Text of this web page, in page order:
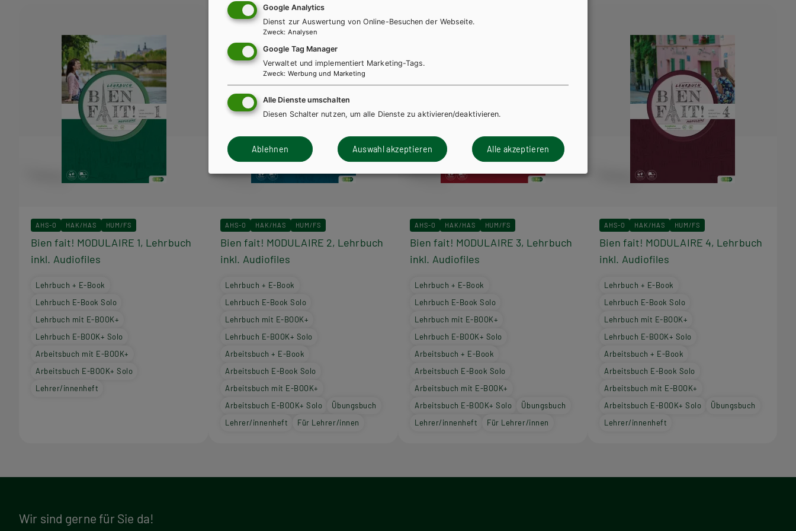
AHS-O HAK/HAS HUM/FS
Bien fait! MODULAIRE 1, Lehrbuch
inkl. Audiofiles
Lehrbuch + E-Book
Lehrbuch E-Book Solo
Lehrbuch mit E-BOOK+
Lehrbuch E-BOOK+ Solo
Arbeitsbuch mit E-BOOK+
Arbeitsbuch E-BOOK+ Solo
Lehrer/innenheft
AHS-O HAK/HAS HUM/FS
Bien fait! MODULAIRE 2, Lehrbuch
inkl. Audiofiles
Lehrbuch + E-Book
Lehrbuch E-Book Solo
Lehrbuch mit E-BOOK+
Lehrbuch E-BOOK+ Solo
Arbeitsbuch + E-Book
Arbeitsbuch E-Book Solo
Arbeitsbuch mit E-BOOK+
Arbeitsbuch E-BOOK+ Solo
Übungsbuch
Lehrer/innenheft
Für Lehrer/innen
AHS-O HAK/HAS HUM/FS
Bien fait! MODULAIRE 3, Lehrbuch
inkl. Audiofiles
Lehrbuch + E-Book
Lehrbuch E-Book Solo
Lehrbuch mit E-BOOK+
Lehrbuch E-BOOK+ Solo
Arbeitsbuch + E-Book
Arbeitsbuch E-Book Solo
Arbeitsbuch mit E-BOOK+
Arbeitsbuch E-BOOK+ Solo
Übungsbuch
Lehrer/innenheft
Für Lehrer/innen
AHS-O HAK/HAS HUM/FS
Bien fait! MODULAIRE 4, Lehrbuch
inkl. Audiofiles
Lehrbuch + E-Book
Lehrbuch E-Book Solo
Lehrbuch mit E-BOOK+
Lehrbuch E-BOOK+ Solo
Arbeitsbuch + E-Book
Arbeitsbuch E-Book Solo
Arbeitsbuch mit E-BOOK+
Arbeitsbuch E-BOOK+ Solo
Übungsbuch
Lehrer/innenheft
Wir sind gerne für Sie da!
Google Analytics
Dienst zur Auswertung von Online-Besuchen der Webseite.
Zweck: Analysen
Google Tag Manager
Verwaltet und implementiert Marketing-Tags.
Zweck: Werbung und Marketing
Alle Dienste umschalten
Diesen Schalter nutzen, um alle Dienste zu aktivieren/deaktivieren.
Ablehnen Auswahl akzeptieren Alle akzeptieren